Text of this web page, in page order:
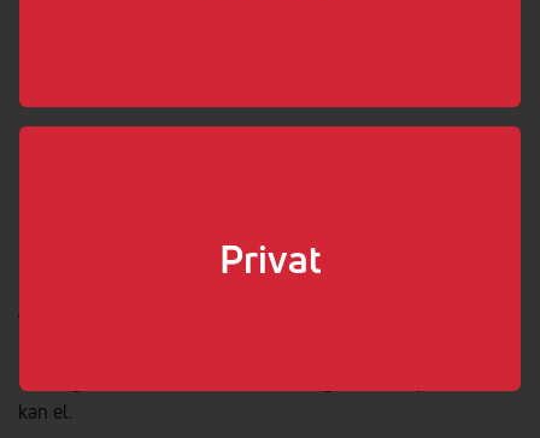
Privat
Välj som min elektriker
Vi hjälper dig med elen!
Så länge det handlar om el kan vi säga att vi är proffs. Vi
kan el.